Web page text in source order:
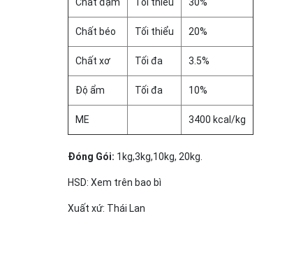
Chất béo Tối thiểu 20%
Chất xơ Tối đa 3.5%
Độ ẩm Tối đa 10%
ME 3400 kcal/kg
Đóng Gói: 1kg,3kg,10kg, 20kg.
HSD: Xem trên bao bì
Xuất xứ: Thái Lan